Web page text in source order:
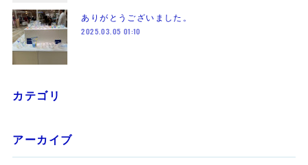
ありがとうございました。
2025.03.05 01:10
カテゴリ
アーカイブ